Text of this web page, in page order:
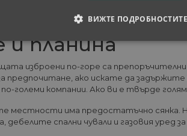
лесно се пренасят. Цените варират
Според личните нужди изберете
и планина
изброени по-горе са
предпочитане, ако искате да
големи компании. Ако ви е твърде
местности има предостатъчно
спални чували и газовия уред
ВИЖТЕ ПОДРОБНОСТИТЕ
СТАТИСТИЧЕСКИ